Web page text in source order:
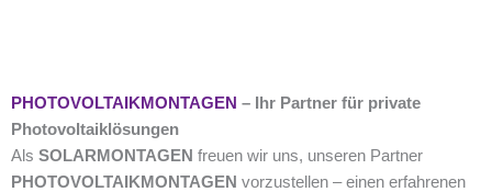
PHOTOVOLTAIKMONTAGEN – Ihr Partner für private
Photovoltaiklösungen
Als SOLARMONTAGEN freuen wir uns, unseren Partner
PHOTOVOLTAIKMONTAGEN vorzustellen – einen erfahrenen